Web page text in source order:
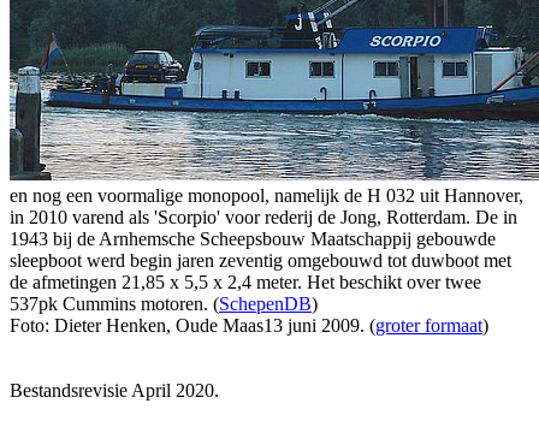
en nog een voormalige monopool, namelijk de H 032 uit Hannover,
in 2010 varend als 'Scorpio' voor rederij de Jong, Rotterdam. De in
1943 bij de Arnhemsche Scheepsbouw Maatschappij gebouwde
sleepboot werd begin jaren zeventig omgebouwd tot duwboot met
de afmetingen 21,85 x 5,5 x 2,4 meter. Het beschikt over twee
537pk Cummins motoren. (SchepenDB)
Foto: Dieter Henken, Oude Maas13 juni 2009. (groter formaat)
Bestandsrevisie April 2020.